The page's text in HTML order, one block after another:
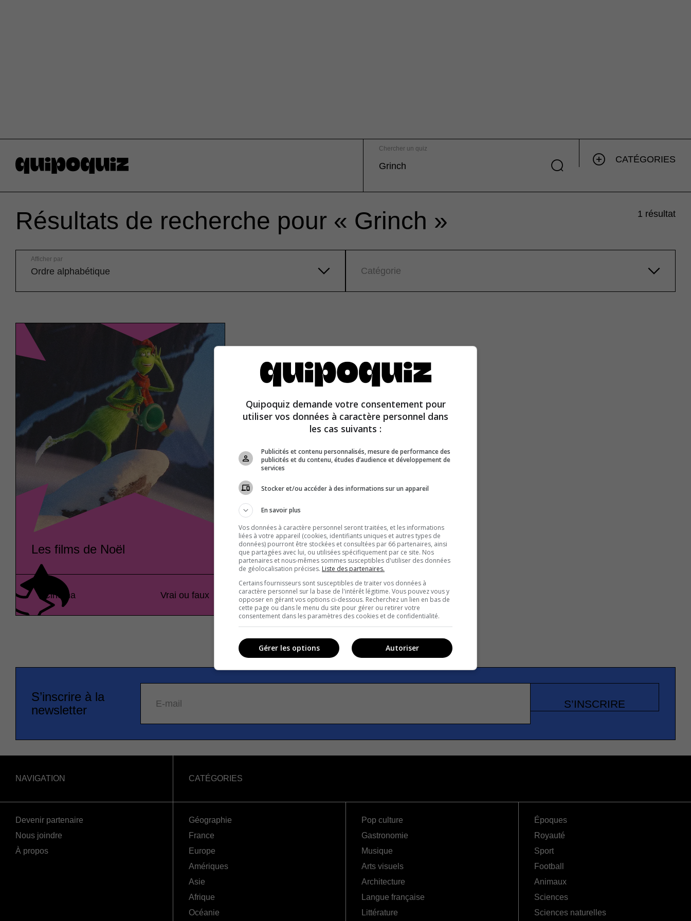
Chercher un quiz
CATÉGORIES
Résultats de recherche pour « Grinch » 1 résultat
Ordre alphabétique
Afficher par
Catégorie
Les films de Noël
Cinéma Vrai ou faux
S’inscrire à la
newsletter
E-mail S’INSCRIRE
NAVIGATION
Devenir partenaire
Nous joindre
À propos
CATÉGORIES
Géographie
France
Europe
Amériques
Asie
Afrique
Océanie
Pop culture
Gastronomie
Musique
Arts visuels
Architecture
Langue française
Littérature
Époques
Royauté
Sport
Football
Animaux
Sciences
Sciences naturelles
Quipoquiz demande votre consentement pour
utiliser vos données à caractère personnel dans
les cas suivants :
Publicités et contenu personnalisés, mesure de performance des
publicités et du contenu, études d’audience et développement de
services
Stocker et/ou accéder à des informations sur un appareil
En savoir plus
Vos données à caractère personnel seront traitées, et les informations
liées à votre appareil (cookies, identifiants uniques et autres types de
données) pourront être stockées et consultées par 66 partenaires, ainsi
que partagées avec lui, ou utilisées spécifiquement par ce site. Nos
partenaires et nous-mêmes sommes susceptibles d'utiliser des données
de géolocalisation précises. Liste des partenaires.
Certains fournisseurs sont susceptibles de traiter vos données à
caractère personnel sur la base de l'intérêt légitime. Vous pouvez vous y
opposer en gérant vos options ci-dessous. Recherchez un lien en bas de
cette page ou dans le menu du site pour gérer ou retirer votre
consentement dans les paramètres des cookies et de confidentialité.
Autoriser
Gérer les options